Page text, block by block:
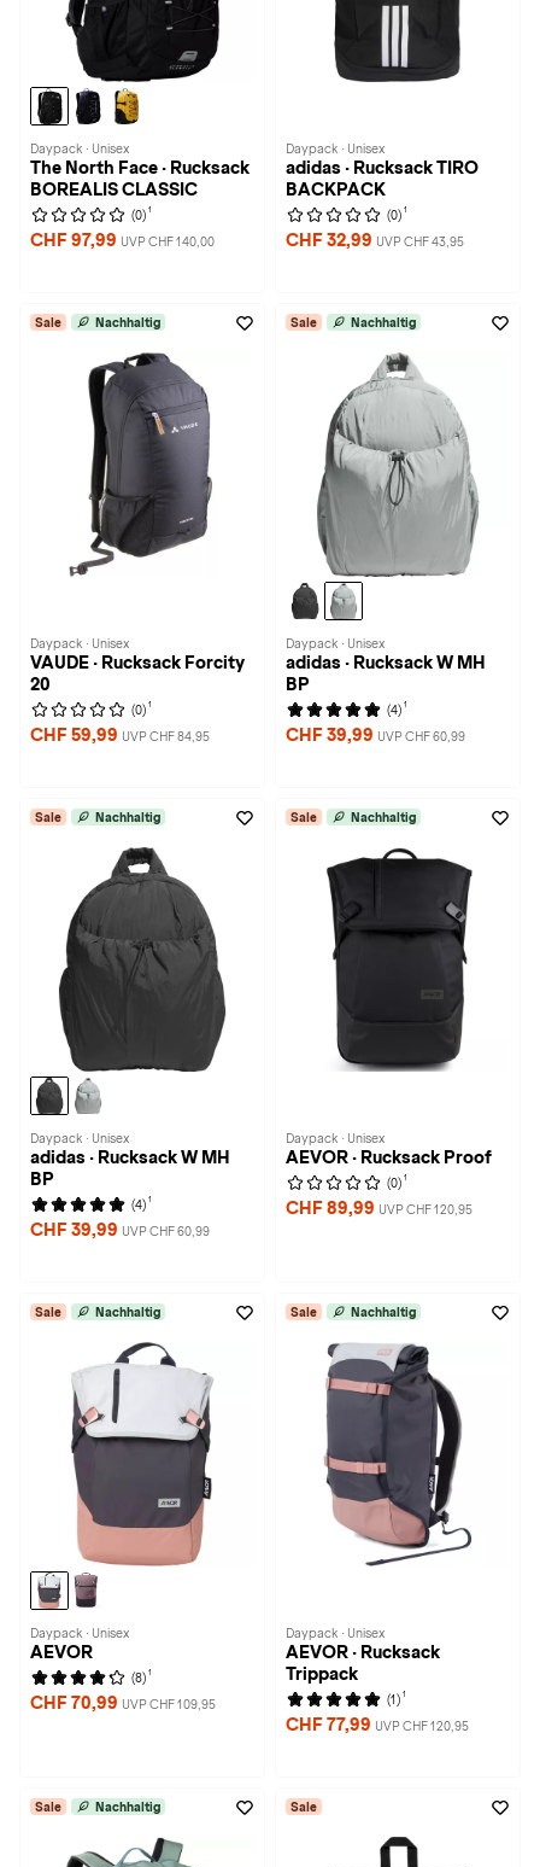
Daypack · Unisex
The North Face · Rucksack
BOREALIS CLASSIC
(0) 1
CHF 97,99 UVP CHF 140,00
Daypack · Unisex
adidas · Rucksack TIRO
BACKPACK
(0) 1
CHF 32,99 UVP CHF 43,95
Sale Nachhaltig
Daypack · Unisex
VAUDE · Rucksack Forcity
20
(0) 1
CHF 59,99 UVP CHF 84,95
Sale Nachhaltig
Daypack · Unisex
adidas · Rucksack W MH
BP
(4) 1
CHF 39,99 UVP CHF 60,99
Sale Nachhaltig
Daypack · Unisex
adidas · Rucksack W MH
BP
(4) 1
CHF 39,99 UVP CHF 60,99
Sale Nachhaltig
Daypack · Unisex
AEVOR · Rucksack Proof
(0) 1
CHF 89,99 UVP CHF 120,95
Sale Nachhaltig
Daypack · Unisex
AEVOR
(8) 1
CHF 70,99 UVP CHF 109,95
Sale Nachhaltig
Daypack · Unisex
AEVOR · Rucksack
Trippack
(1) 1
CHF 77,99 UVP CHF 120,95
Sale Nachhaltig Sale